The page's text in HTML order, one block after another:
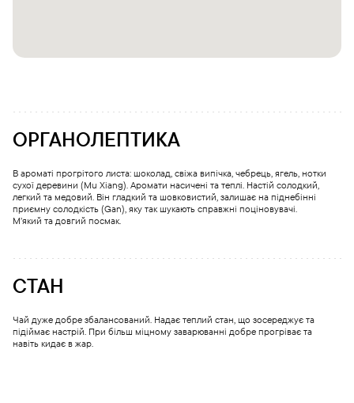
ОРГАНОЛЕПТИКА
В ароматі прогрітого листа: шоколад, свіжа випічка, чебрець, ягель, нотки
сухої деревини (Mu Xiang). Аромати насичені та теплі. Настій солодкий,
легкий та медовий. Він гладкий та шовковистий, залишає на піднебінні
приємну солодкість (Gan), яку так шукають справжні поціновувачі.
М’який та довгий посмак.
СТАН
Чай дуже добре збалансований. Надає теплий стан, що зосереджує та
підіймає настрій. При більш міцному заварюванні добре прогріває та
навіть кидає в жар.